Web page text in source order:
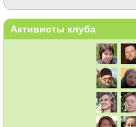
Активисты клуба